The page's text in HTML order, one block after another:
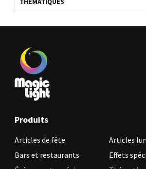
Produits
Articles de fête
Articles
Bars et restaurants
Effets